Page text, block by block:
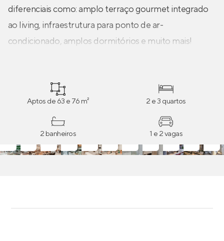
diferenciais como: amplo terraço gourmet integrado
ao living, infraestrutura para ponto de ar-
condicionado, amplos dormitórios e muito mais!
Aptos de 63 e 76 m² 2 e 3 quartos
2 banheiros 1 e 2 vagas